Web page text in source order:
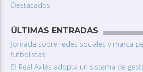
Destacados
ÚLTIMAS ENTRADAS
Jornada sobre redes sociales y marca
futbolistas
El Real Avilés adopta un sistema de